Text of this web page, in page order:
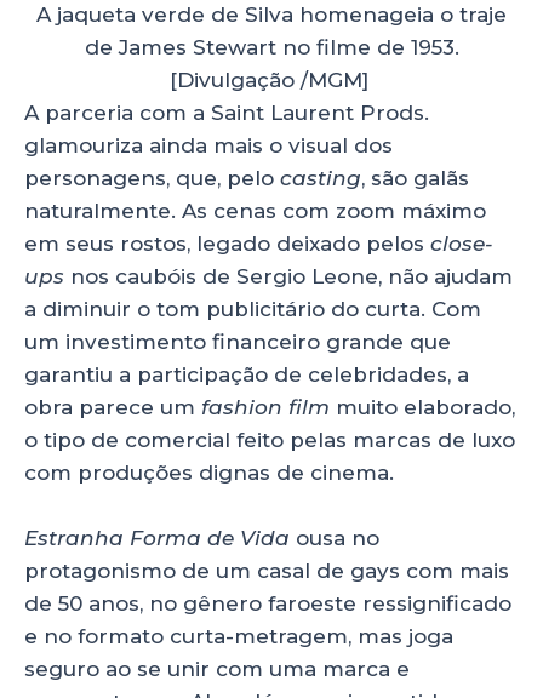
A jaqueta verde de Silva homenageia o traje
de James Stewart no filme de 1953.
[Divulgação /MGM]
A parceria com a Saint Laurent Prods.
glamouriza ainda mais o visual dos
personagens, que, pelo casting, são galãs
naturalmente. As cenas com zoom máximo
em seus rostos, legado deixado pelos close-
ups nos caubóis de Sergio Leone, não ajudam
a diminuir o tom publicitário do curta. Com
um investimento financeiro grande que
garantiu a participação de celebridades, a
obra parece um fashion film muito elaborado,
o tipo de comercial feito pelas marcas de luxo
com produções dignas de cinema.
Estranha Forma de Vida ousa no
protagonismo de um casal de gays com mais
de 50 anos, no gênero faroeste ressignificado
e no formato curta-metragem, mas joga
seguro ao se unir com uma marca e